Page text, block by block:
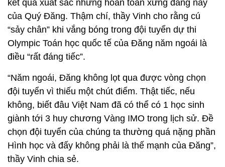
kết quả xuất sắc nhưng hoàn toàn xứng đáng này
của Quý Đăng. Thậm chí, thầy Vinh cho rằng cú
“sảy chân” khi vắng bóng trong đội tuyển dự thi
Olympic Toán học quốc tế của Đăng năm ngoái là
điều “rất đáng tiếc”.
“Năm ngoái, Đăng không lọt qua được vòng chọn
đội tuyển vì thiếu một chút điểm. Thật tiếc, nếu
không, biết đâu Việt Nam đã có thể có 1 học sinh
giành tới 3 huy chương Vàng IMO trong lịch sử. Đề
chọn đội tuyển của chúng ta thường quá nặng phần
Hình học và đấy không phải là thế mạnh của Đăng”,
thầy Vinh chia sẻ.